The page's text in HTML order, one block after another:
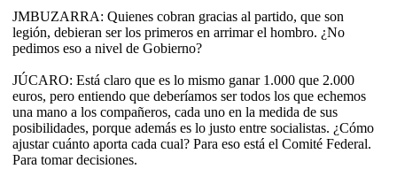
JMBUZARRA: Quienes cobran gracias al partido, que son
legión, debieran ser los primeros en arrimar el hombro. ¿No
pedimos eso a nivel de Gobierno?
JÚCARO: Está claro que es lo mismo ganar 1.000 que 2.000
euros, pero entiendo que deberíamos ser todos los que echemos
una mano a los compañeros, cada uno en la medida de sus
posibilidades, porque además es lo justo entre socialistas. ¿Cómo
ajustar cuánto aporta cada cual? Para eso está el Comité Federal.
Para tomar decisiones.